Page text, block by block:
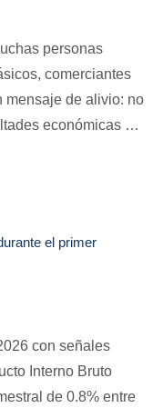
personas
comerciantes
mensaje de alivio: no
económicas …
el primer
con señales
Interno Bruto
de 0.8% entre